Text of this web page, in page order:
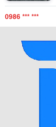
0986 *** ***